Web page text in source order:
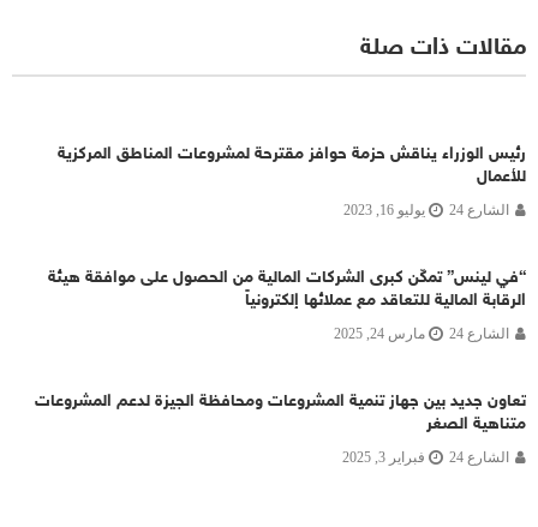
مقالات ذات صلة
رئيس الوزراء يناقش حزمة حوافز مقترحة لمشروعات المناطق المركزية
للأعمال
الشارع 24 يوليو 16, 2023
“في لينس” تمكّن كبرى الشركات المالية من الحصول على موافقة هيئة
الرقابة المالية للتعاقد مع عملائها إلكترونياً
الشارع 24 مارس 24, 2025
تعاون جديد بين جهاز تنمية المشروعات ومحافظة الجيزة لدعم المشروعات
متناهية الصغر
الشارع 24 فبراير 3, 2025